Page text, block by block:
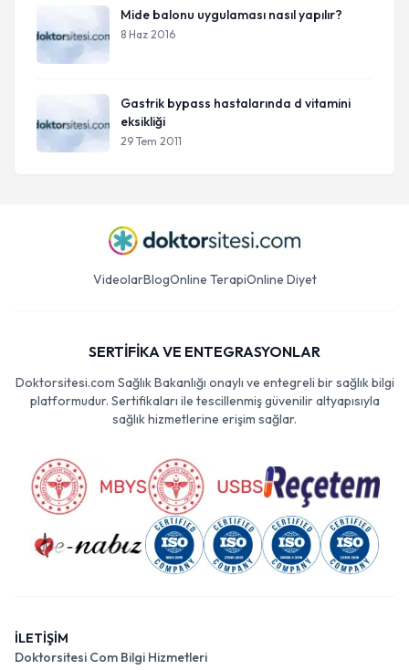
Mide balonu uygulaması nasıl yapılır?
8 Haz 2016
Gastrik bypass hastalarında d vitamini
eksikliği
29 Tem 2011
VideolarBlogOnline TerapiOnline Diyet
SERTİFİKA VE ENTEGRASYONLAR
Doktorsitesi.com Sağlık Bakanlığı onaylı ve entegreli bir sağlık bilgi
platformudur. Sertifikaları ile tescillenmiş güvenilir altyapısıyla
sağlık hizmetlerine erişim sağlar.
İLETİŞİM
Doktorsitesi Com Bilgi Hizmetleri